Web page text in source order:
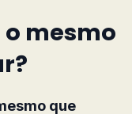
mesmo
que